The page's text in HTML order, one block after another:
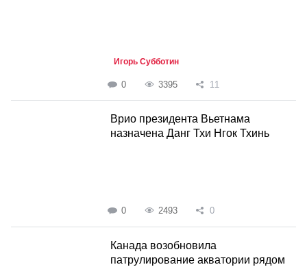
Игорь Субботин
0 3395 11
Врио президента Вьетнама
назначена Данг Тхи Нгок Тхинь
0 2493 0
Канада возобновила
патрулирование акватории рядом